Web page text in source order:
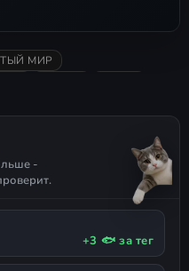
сессии.
МИР
ПОДДЕРЖКА ГЕЙМПАДА
-
+3 🐟 за тег